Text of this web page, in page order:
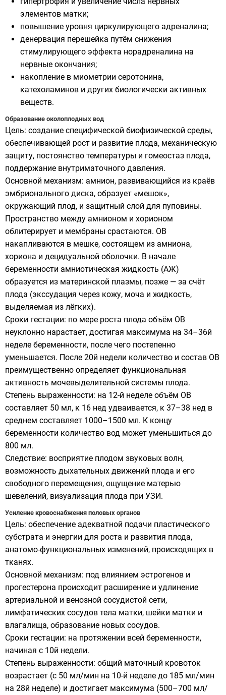
элементов матки;
повышение уровня циркулирующего адреналина;
денервация перешейка путём снижения
стимулирующего эффекта норадреналина на
нервные окончания;
накопление в миометрии серотонина,
катехоламинов и других биологически активных
веществ.
Образование околоплодных вод
Цель: создание специфической биофизической среды,
обеспечивающей рост и развитие плода, механическую
защиту, постоянство температуры и гомеостаз плода,
поддержание внутриматочного давления.
Основной механизм: амнион, развивающийся из краёв
эмбрионального диска, образует «мешок»,
окружающий плод, и защитный слой для пуповины.
Пространство между амнионом и хорионом
облитерирует и мембраны срастаются. ОВ
накапливаются в мешке, состоящем из амниона,
хориона и децидуальной оболочки. В начале
беременности амниотическая жидкость (АЖ)
образуется из материнской плазмы, позже — за счёт
плода (экссудация через кожу, моча и жидкость,
выделяемая из лёгких).
Сроки гестации: по мере роста плода объём ОВ
неуклонно нарастает, достигая максимума на 34–36й
неделе беременности, после чего постепенно
уменьшается. После 20й недели количество и состав ОВ
преимущественно определяет функциональная
активность мочевыделительной системы плода.
Степень выраженности: на 12-й неделе объём ОВ
составляет 50 мл, к 16 нед удваивается, к 37–38 нед в
среднем составляет 1000–1500 мл. К концу
беременности количество вод может уменьшиться до
800 мл.
Следствие: восприятие плодом звуковых волн,
возможность дыхательных движений плода и его
свободного перемещения, ощущение матерью
шевелений, визуализация плода при УЗИ.
Усиление кровоснабжения половых органов
Цель: обеспечение адекватной подачи пластического
субстрата и энергии для роста и развития плода,
анатомо-функциональных изменений, происходящих в
тканях.
Основной механизм: под влиянием эстрогенов и
прогестерона происходит расширение и удлинение
артериальной и венозной сосудистой сети,
лимфатических сосудов тела матки, шейки матки и
влагалища, образование новых сосудов.
Сроки гестации: на протяжении всей беременности,
начиная с 10й недели.
Степень выраженности: общий маточный кровоток
возрастает (с 50 мл/мин на 10-й неделе до 185 мл/мин
на 28й неделе) и достигает максимума (500–700 мл/